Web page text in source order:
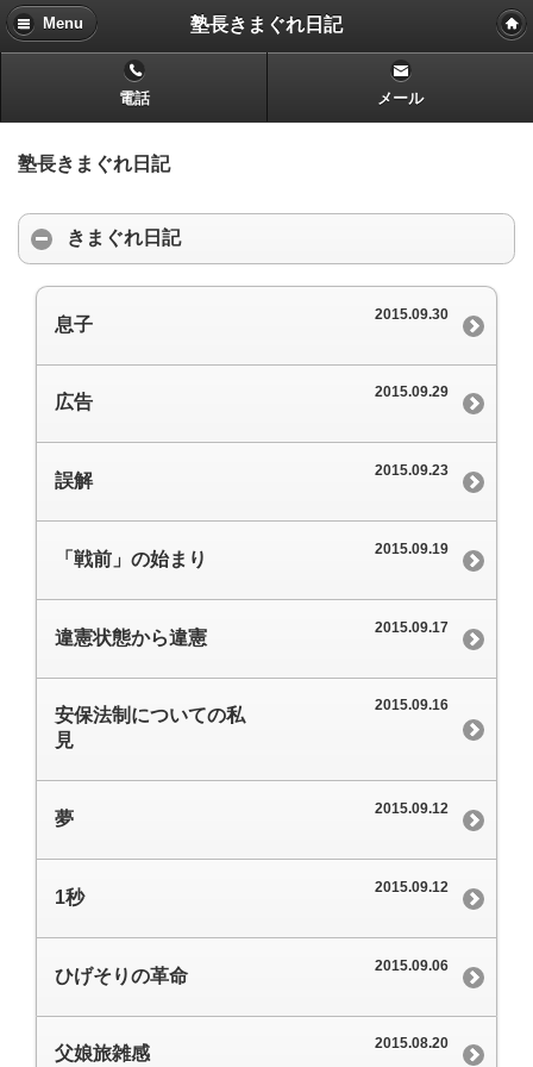
Menu 塾長きまぐれ日記
電話 メール
塾長きまぐれ日記
きまぐれ日記
2015.09.30
息子
2015.09.29
広告
2015.09.23
誤解
2015.09.19
「戦前」の始まり
2015.09.17
違憲状態から違憲
2015.09.16
安保法制についての私
見
2015.09.12
夢
2015.09.12
1秒
2015.09.06
ひげそりの革命
2015.08.20
父娘旅雑感